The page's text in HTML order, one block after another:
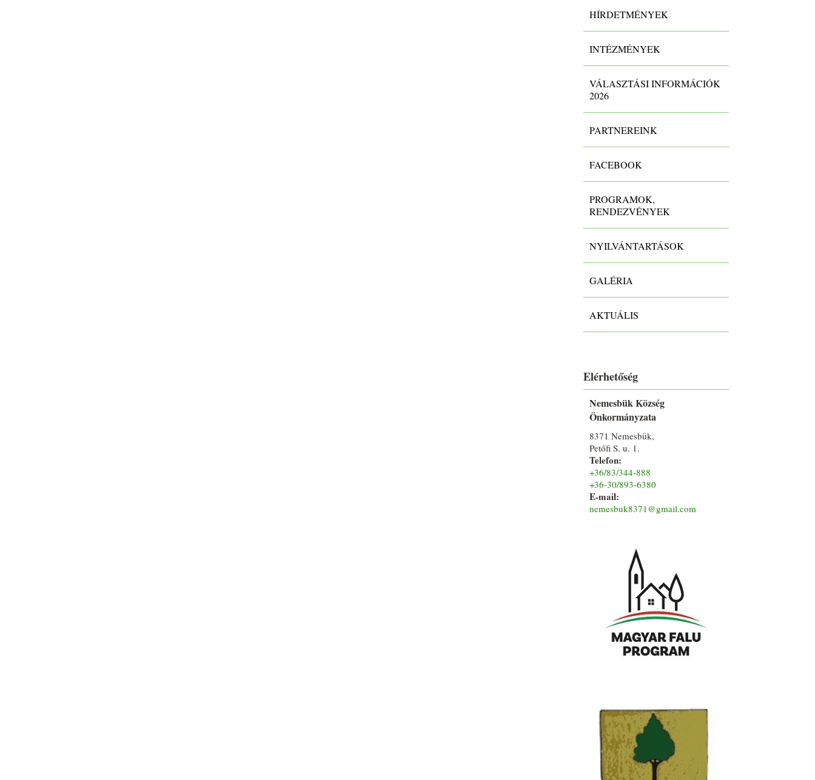
HÍRDETMÉNYEK
INTÉZMÉNYEK
VÁLASZTÁSI INFORMÁCIÓK
2026
PARTNEREINK
FACEBOOK
PROGRAMOK,
RENDEZVÉNYEK
NYILVÁNTARTÁSOK
GALÉRIA
AKTUÁLIS
Elérhetőség
Nemesbük Község
Önkormányzata
8371 Nemesbük,
Petőfi S. u. 1.
Telefon:
+36/83/344-888
+36-30/893-6380
E-mail:
nemesbuk8371@gmail.com